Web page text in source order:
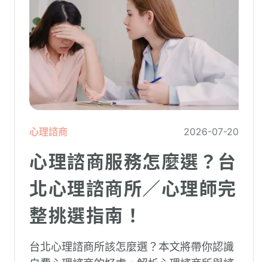
心理諮商 2026-07-20
心理諮商服務怎麼選？台
北心理諮商所／心理師完
整挑選指南！
台北心理諮商所該怎麼選？本文將帶你認識